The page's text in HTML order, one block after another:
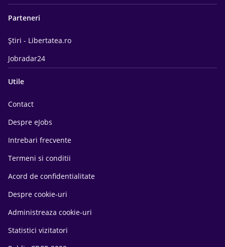
Parteneri
Știri - Libertatea.ro
Jobradar24
Utile
Contact
Despre eJobs
Intrebari frecvente
Termeni si conditii
Acord de confidentialitate
Despre cookie-uri
Administreaza cookie-uri
Statistici vizitatori